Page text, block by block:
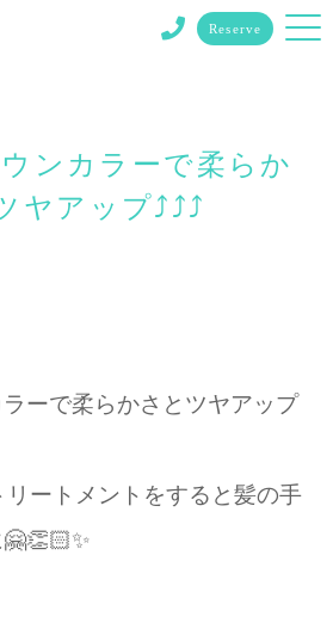
Reserve
ンカラーで柔らか
ヤアップ⤴︎⤴⤴︎
ーで柔らかさとツヤアップ
ートメントをすると髪の手